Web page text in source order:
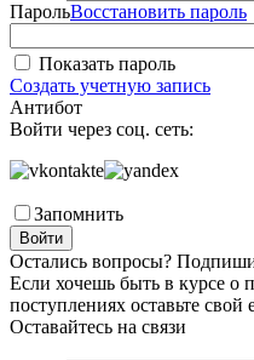
ПарольВосстановить пароль
Показать пароль
Создать учетную запись
Антибот
Войти через соц. сеть:
Запомнить
Войти
Остались вопросы?
Если хочешь быть в курсе о
поступлениях оставьте
Оставайтесь на связи